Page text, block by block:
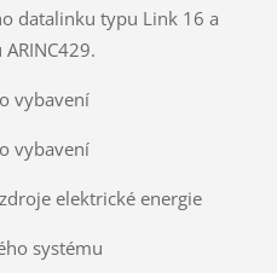
datalinku typu Link 16 a
vybavení
vybavení
elektrické energie
systému